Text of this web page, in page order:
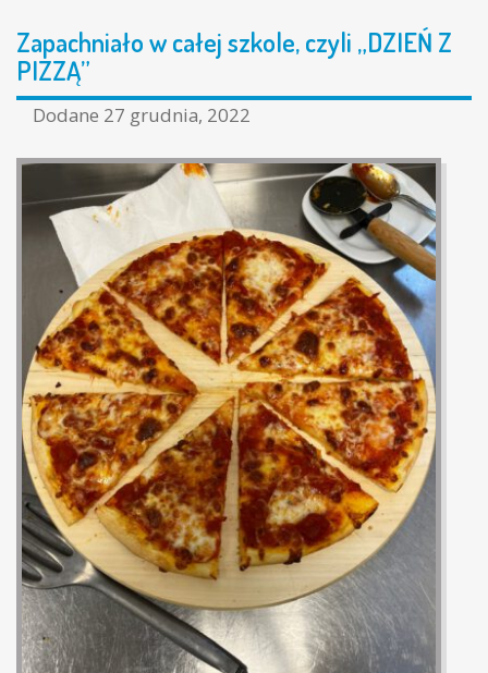
Zapachniało w całej szkole, czyli „DZIEŃ Z
PIZZĄ”
Dodane 27 grudnia, 2022